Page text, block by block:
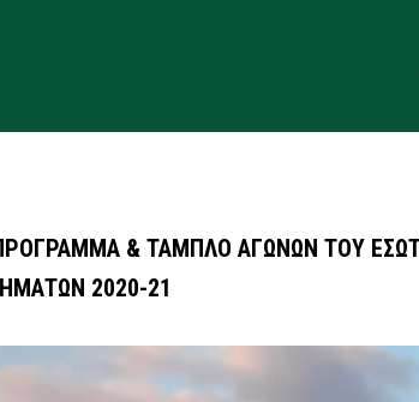
& ΤΑΜΠΛΟ ΑΓΩΝΩΝ ΤΟΥ
2020-21